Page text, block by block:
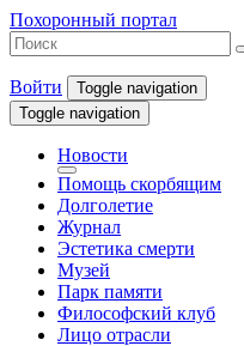
Похоронный портал
Войти
Toggle navigation
Toggle navigation
Новости
Помощь скорбящим
Долголетие
Журнал
Эстетика смерти
Музей
Парк памяти
Философский клуб
Лицо отрасли